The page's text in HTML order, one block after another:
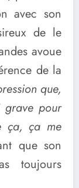
avec son
de le
avoue
de la
que,
pour
ça, ça me
que son
toujours